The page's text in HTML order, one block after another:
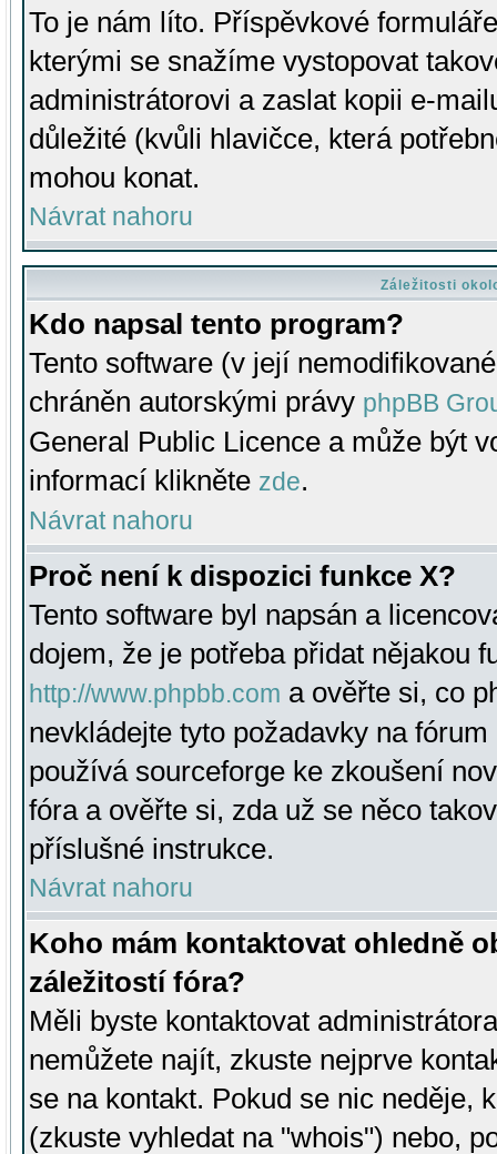
To je nám líto. Příspěvkové
kterými se snažíme vystopovat
administrátorovi a zaslat kopii e-
důležité (kvůli hlavičce, která
mohou konat.
Návrat nahoru
Záležitosti
Kdo napsal tento program?
Tento software (v její
chráněn autorskými právy phpBB
General Public Licence a může být
informací klikněte zde.
Návrat nahoru
Proč není k dispozici funkce X?
Tento software byl napsán a
dojem, že je potřeba přidat nějakou
http://www.phpbb.com a ověřte si, co
nevkládejte tyto požadavky na
používá sourceforge ke zkoušení
fóra a ověřte si, zda už se něco
příslušné instrukce.
Návrat nahoru
Koho mám kontaktovat ohledně
záležitostí fóra?
Měli byste kontaktovat
nemůžete najít, zkuste nejprve
se na kontakt. Pokud se nic neděje,
(zkuste vyhledat na "whois") nebo,